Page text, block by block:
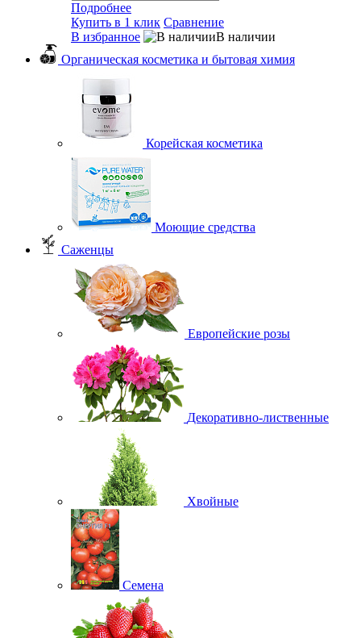
Подробнее
Купить в 1 клик Сравнение
В избранное
В наличии
Органическая косметика и бытовая химия
Корейская косметика
Моющие средства
Саженцы
Европейские розы
Декоративно-лиственные
Хвойные
Семена